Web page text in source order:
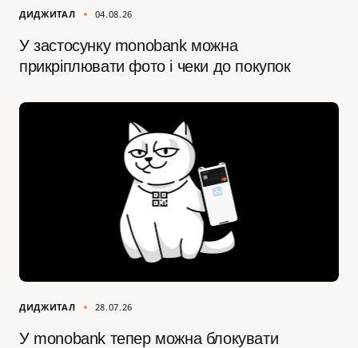
ДИДЖИТАЛ 04.08.26
У застосунку monobank можна
прикріплювати фото і чеки до покупок
ДИДЖИТАЛ 28.07.26
У monobank тепер можна блокувати